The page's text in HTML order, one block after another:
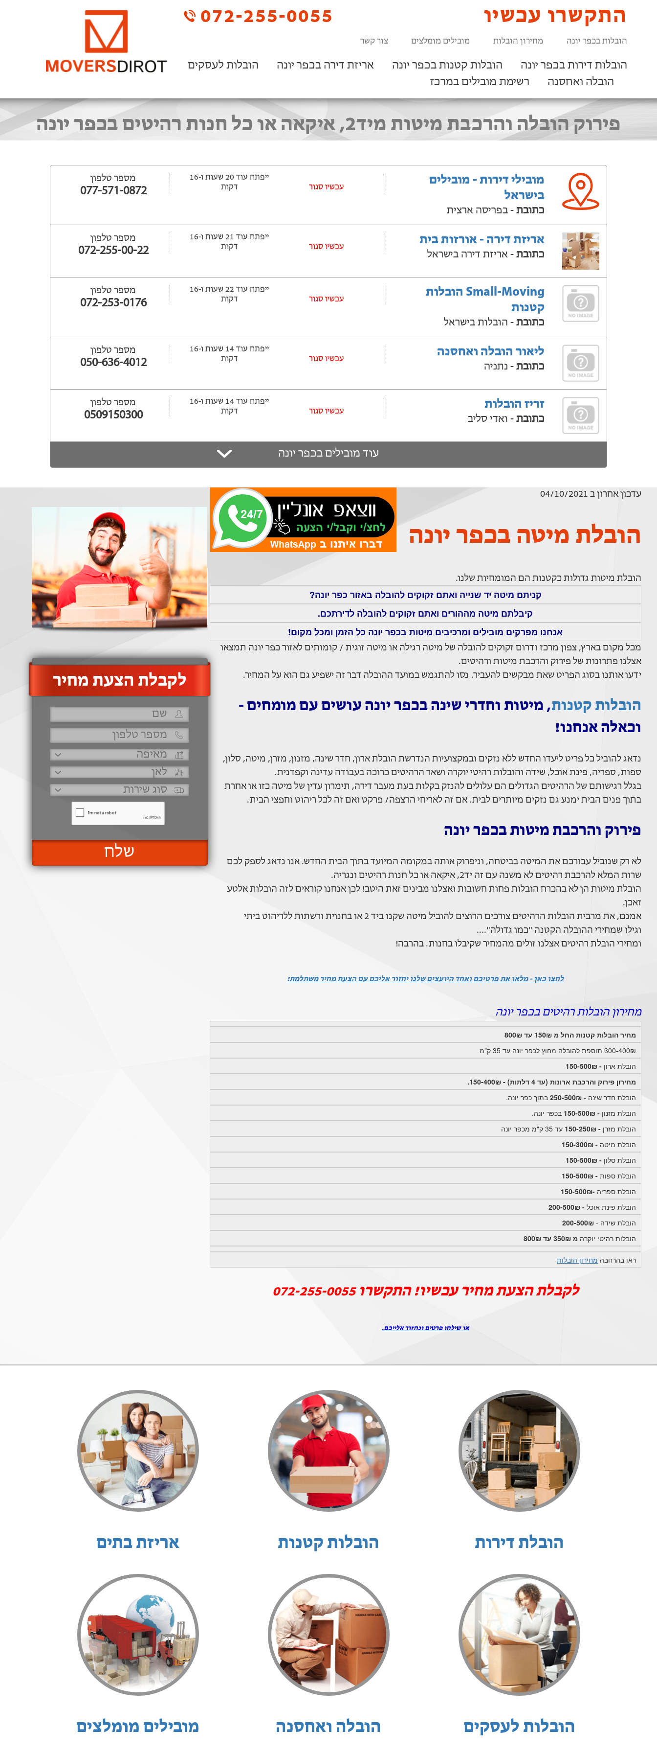
072-255-0055 התקשרו עכשיו
הובלות בכפר יונה מחירון הובלות מובילים מומלצים צור קשר
הובלות דירות בכפר יונה הובלות קטנות בכפר יונה אריזת דירה בכפר יונה
הובלות לעסקים
הובלה ואחסנה
רשימת מובילים במרכז
פירוק הובלה והרכבת מיטות מיד2, איקאה או כל חנות רהיטים בכפר יונה
מובילי דירות - מובילים
בישראל
כתובת - בפריסה ארצית
עכשיו סגור
ייפתח עוד 20 שעות ‫ו-16
דקות
מספר טלפון
077-571-0872
אריזת דירה - אורזות בית
כתובת - אריזת דירה בישראל
עכשיו סגור
ייפתח עוד 21 שעות ‫ו-16
דקות
מספר טלפון
072-255-00-22
Small-Moving הובלות
קטנות
כתובת - הובלות בישראל
עכשיו סגור
ייפתח עוד 22 שעות ‫ו-16
דקות
מספר טלפון
072-253-0176
ליאור הובלה ואחסנה
כתובת - נתניה
עכשיו סגור
ייפתח עוד 14 שעות ‫ו-16
דקות
מספר טלפון
050-636-4012
זריז הובלות
כתובת - ואדי סליב
עכשיו סגור
ייפתח עוד 14 שעות ‫ו-16
דקות
מספר טלפון
0509150300
עוד מובילים בכפר יונה
עדכון אחרון ב 04/10/2021
הובלת מיטה בכפר יונה
הובלת מיטות גדולות כקטנות הם המומחיות שלנו.
קניתם מיטה יד שנייה ואתם זקוקים להובלה באזור כפר יונה?
קיבלתם מיטה מההורים ואתם זקוקים להובלה לדירתכם.
אנחנו מפרקים מובילים ומרכיבים מיטות בכפר יונה כל הזמן ומכל מקום!
מכל מקום בארץ, צפון מרכז ודרום זקוקים להובלה של מיטה רגילה או מיטה זוגית / קומותים לאזור כפר יונה תמצאו
אצלנו פתרונות של פירוק והרכבת מיטות ורהיטים.
ידעו אותנו בסוג הפריט שאת מבקשים להעביר. נסו להתגמש במועד ההובלה דבר זה ישפיע גם הוא על המחיר.
הובלות קטנות, מיטות וחדרי שינה בכפר יונה עושים עם מומחים -
וכאלה אנחנו!
נדאג להוביל כל פריט ליעדו החדש ללא נזקים ובמקצועיות הנדרשת הובלת ארון, חדר שינה, מזנון, מזרן, מיטה, סלון,
ספות, ספריה, פינת אוכל, שידה והובלות רהיטי יוקרה ושאר הרהיטים כרוכה בעבודה עדינה וקפדנית.
בגלל רגישותם של הרהיטים הגדולים הם עלולים להנזק בקלות בעת מעבר דירה, תימרון עדין של מיטה כזו או אחרת
בתוך פנים הבית ימנע גם נזקים מיותרים לבית. אם זה לאריחי הרצפה/ פרקט ואם זה לכל ריהוט וחפצי הבית.
פירוק והרכבת מיטות בכפר יונה
לא רק שנוביל עבורכם את המיטה בביטחה, וניפרוק אותה במקומה המיועד בתוך הבית החדש. אנו נדאג לספק לכם
שרות המלא להרכבת רהיטים לא משנה עם זה יד2, איקאה או כל חנות רהיטים ונגריה.
הובלת מיטות הן לא בהכרח הובלות פחות חשובות ואצלנו מבינים זאת היטב! לכן אנחנו קוראים לזה הובלות אלטע
זאכן.
אמנם, את מרבית הובלות הרהיטים צורכים הרוצים להוביל מיטה שקנו ביד 2 או בחנוית ורשתות ללריהוט ביתי
וגילו שמחירי ההובלה הקטנה "כמו גדולה"....
ומחירי הובלת רהיטים אצלנו זולים מהמחיר שקיבלו בחנות. בהרבה!
לחצו כאן - מלאו את פרטיכם ואחד היועצים שלנו יחזור אליכם עם הצעת מחיר משתלמת!
מחירון הובלות רהיטים בכפר יונה
מחיר הובלות קטנות החל מ 150₪ עד 800₪
300-400₪ תוספת להובלה מחוץ לכפר יונה עד 35 ק"מ
הובלת ארון - 150-500₪
מחירון פירוק והרכבת ארונות (עד 4 דלתות) - 150-400₪.
הובלת חדר שינה - 250-500₪
בתוך כפר יונה.
הובלת מזנון - 150-500₪
בכפר יונה.
הובלת מזרן - 150-250₪
עד 35 ק"מ מכפר יונה
הובלת מיטה - 150-300₪
הובלת סלון - 150-500₪
הובלת ספות - 150-500₪
הובלת ספריה -150-500₪
הובלת פינת אוכל - 200-500₪
הובלת שידה - 200-500₪
הובלות רהיטי יוקרה מ 350₪ עד 800₪
ראו בהרחבה מחירון הובלות
לקבלת הצעת מחיר עכשיו! התקשרו072-255-0055
או שילחו פרטים ונחזור אלייכם.
‫לקבלת הצעת מחיר
שלח
אריזת בתים הובלות קטנות הובלת דירות
מובילים מומלצים הובלה ואחסנה הובלות לעסקים